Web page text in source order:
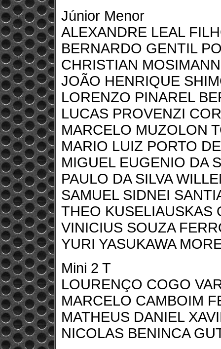
Júnior Menor
ALEXANDRE LEAL
BERNARDO GENTIL
CHRISTIAN MOSIMANN
JOÃO HENRIQUE
LORENZO PINAREL
LUCAS PROVENZI
MARCELO MUZOLON
MARIO LUIZ PORTO
MIGUEL EUGENIO DA
PAULO DA SILVA
SAMUEL SIDNEI
THEO KUSELIAUSKAS
VINICIUS SOUZA
YURI YASUKAWA
Mini 2 T
LOURENÇO COGO
MARCELO CAMBOIM
MATHEUS DANIEL
NICOLAS BENINCA